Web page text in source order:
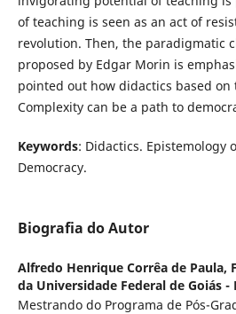
of teaching is seen as an act of
revolution. Then, the paradigmatic
proposed by Edgar Morin is
pointed out how didactics based on
Complexity can be a path to
Keywords: Didactics. Epistemology
Democracy.
Biografia do Autor
Alfredo Henrique Corrêa de Paula,
da Universidade Federal de Goiás -
Mestrando do Programa de Pós-